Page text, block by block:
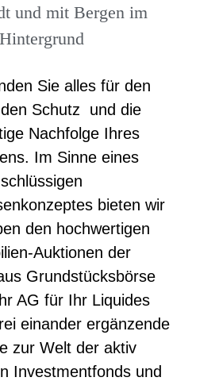
Sie alles für den
Schutz und die
Nachfolge Ihres
Im Sinne eines
schlüssigen
bieten wir
den hochwertigen
Auktionen der
Grundstücksbörse
AG für Ihr Liquides
einander ergänzende
zur Welt der aktiv
Investmentfonds und